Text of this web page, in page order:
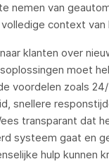
nemen van
context van
klanten over
moet
voordelen zoals
snellere
transparant dat
systeem gaat en
hulp kunnen